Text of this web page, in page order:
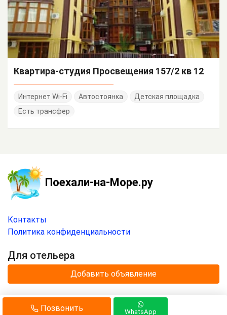
Позвонить WhatsApp
Квартира-студия Просвещения 157/2 кв 12
Интернет Wi-Fi Автостоянка
Детская площадка
Есть трансфер
Поехали-на-Море.ру
Контакты
Политика конфиденциальности
Для отельера
Добавить объявление
© 2020 —2026г.
Отдых на море с«Поехали-на-Море.ру»